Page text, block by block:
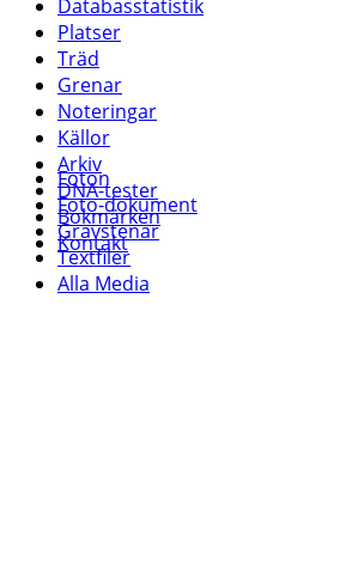
Foton
Foto-dokument
Gravstenar
Textfiler
Alla Media
Databasstatistik
Platser
Träd
Grenar
Noteringar
Källor
Arkiv
DNA-tester
Bokmärken
Kontakt